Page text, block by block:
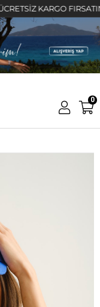
KARGO FIRSATINI
0